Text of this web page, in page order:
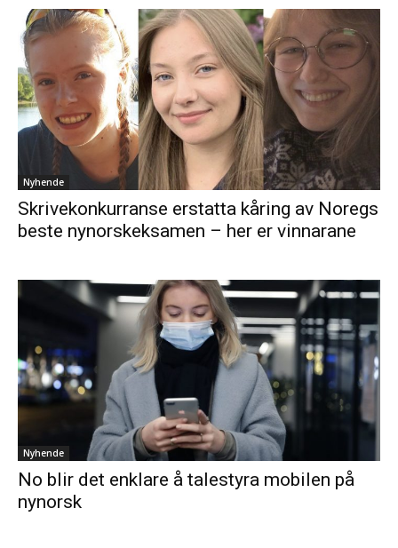
Nyhende
Skrivekonkurranse erstatta kåring av Noregs
beste nynorskeksamen – her er vinnarane
Nyhende
No blir det enklare å talestyra mobilen på
nynorsk